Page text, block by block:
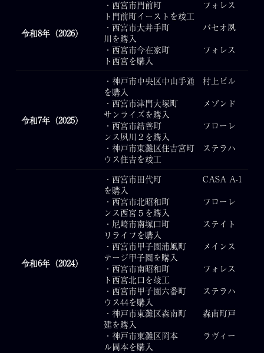
令和8年（2026）
・西宮市門前町 フォレス
ト門前町イーストを竣工
・西宮市大井手町 パセオ夙
川を購入
・西宮市今在家町 フォレス
ト西宮を購入
令和7年（2025）
・神戸市中央区中山手通 村上ビル
を購入
・西宮市津門大塚町 メゾンド
サンライズを購入
・西宮市結善町 フローレ
ンス夙川２を購入
・神戸市東灘区住吉宮町 ステラハ
ウス住吉を竣工
令和6年（2024）
・西宮市田代町 CASA A-1
を購入
・西宮市北昭和町 フローレ
ンス西宮５を購入
・尼崎市南塚口町 ステイト
リライフを購入
・西宮市甲子園浦風町 メインス
テージ甲子園を購入
・西宮市南昭和町 フォレス
ト西宮北口を竣工
・西宮市甲子園六番町 ステラハ
ウス44を購入
・神戸市東灘区森南町 森南町戸
建を購入
・神戸市東灘区岡本 ラヴィー
ル岡本を購入